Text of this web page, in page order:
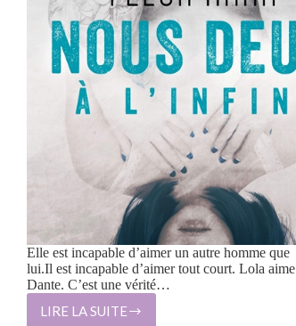
Elle est incapable d’aimer un autre homme que
lui.Il est incapable d’aimer tout court. Lola aime
Dante. C’est une vérité…
LIRE LA SUITE
NOUS